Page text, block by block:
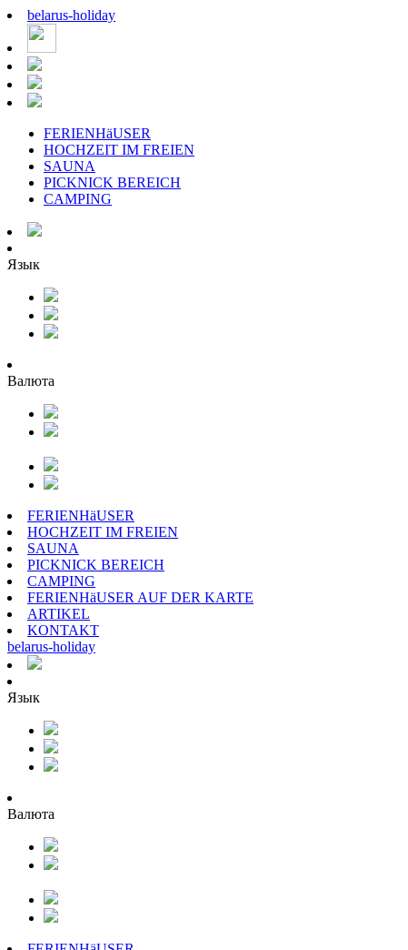
belarus-holiday
FERIENHäUSER
HOCHZEIT IM FREIEN
SAUNA
PICKNICK BEREICH
CAMPING
Язык
Валюта
FERIENHäUSER
HOCHZEIT IM FREIEN
SAUNA
PICKNICK BEREICH
CAMPING
FERIENHäUSER AUF DER KARTE
ARTIKEL
KONTAKT
belarus-holiday
Язык
Валюта